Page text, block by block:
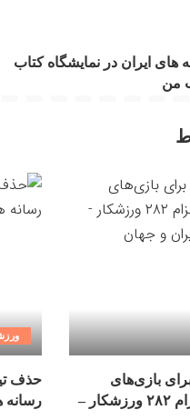
های ایران در نمایشگاه کتاب
من
بازی‌های
آسیایی نهایی شد/ اعزام ۲۸۲ ورزشکار –
حذف